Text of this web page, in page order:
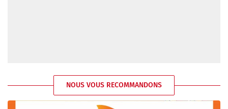
NOUS VOUS RECOMMANDONS